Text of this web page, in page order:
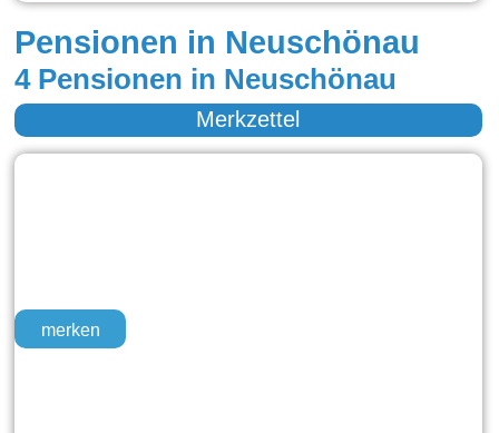
Pensionen in Neuschönau
4 Pensionen in Neuschönau
Merkzettel
merken